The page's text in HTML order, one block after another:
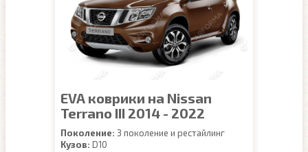
EVA коврики на Nissan
Terrano III 2014 - 2022
Поколение: 3 поколение и рестайлинг
Кузов: D10